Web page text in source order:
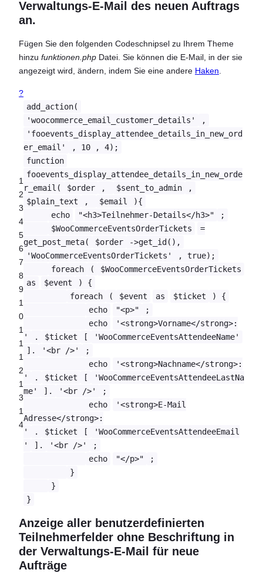
Verwaltungs-E-Mail des neuen Auftrags
an.
Fügen Sie den folgenden Codeschnipsel zu Ihrem Theme
hinzu funktionen.php Datei. Sie können die E-Mail, in der sie
angezeigt wird, ändern, indem Sie eine andere Haken
?
1
2
3
4
5
6
7
8
9
1
0
1
1
1
2
1
3
1
4
add_action(
'woocommerce_email_customer_details'
,
'fooevents_display_attendee_details_in_new_ord
er_email'
, 10 , 4);
function
fooevents_display_attendee_details_in_new_orde
r_email(
$order , $sent_to_admin
,
$plain_text
, $email
){
echo
"<h3>Teilnehmer-Details</h3>"
;
$WooCommerceEventsOrderTickets
=
get_post_meta(
$order
->get_id(),
'WooCommerceEventsOrderTickets'
, true);
foreach
(
$WooCommerceEventsOrderTickets
as
$event
) {
foreach
( $event as $ticket
) {
echo
"<p>"
;
echo
'<strong>Vorname</strong>:
'
. $ticket [
'WooCommerceEventsAttendeeName'
].
'<br />'
;
echo
'<strong>Nachname</strong>:
'
. $ticket [
'WooCommerceEventsAttendeeLastNa
me'
]. '<br />'
;
echo
'<strong>E-Mail
Adresse</strong>:
'
. $ticket [
'WooCommerceEventsAttendeeEmail
'
]. '<br />'
;
echo
"</p>"
;
}
}
}
Anzeige aller benutzerdefinierten
Teilnehmerfelder ohne Beschriftung in
der Verwaltungs-E-Mail für neue
Aufträge